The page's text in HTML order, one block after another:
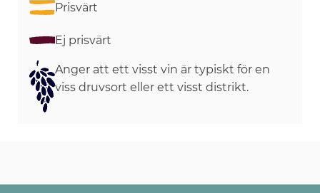
Prisvärt
Ej prisvärt
Anger att ett visst vin är typiskt för en
viss druvsort eller ett visst distrikt.